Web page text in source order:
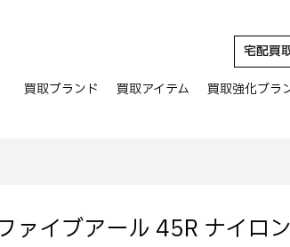
宅配買
買取ブランド 買取アイテム 買取強化ブラ
ァイブアール 45R ナイロ